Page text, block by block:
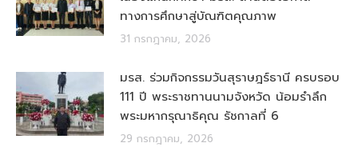
ทางการศึกษาสู่บัณฑิตคุณภาพ
31 กรกฎาคม, 2026
มรส. ร่วมกิจกรรมวันสุราษฎร์ธานี ครบรอบ
111 ปี พระราชทานนามจังหวัด น้อมรำลึก
พระมหากรุณาธิคุณ รัชกาลที่ 6
29 กรกฎาคม, 2026